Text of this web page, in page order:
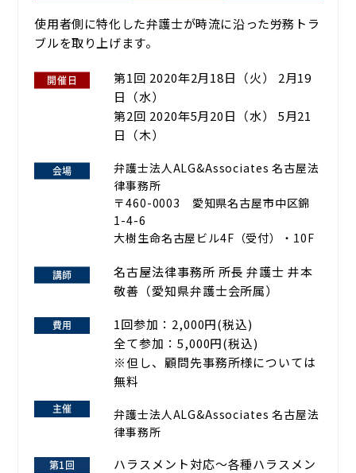
使用者側に特化した弁護士が時流に沿った労務トラ
ブルを取り上げます。
第1回 2020年2月18日（火） 2月19
日（水）
第2回 2020年5月20日（水） 5月21
日（木）
弁護士法人ALG&Associates 名古屋法
律事務所
〒460-0003 愛知県名古屋市中区錦
1-4-6
大樹生命名古屋ビル4F（受付）・10F
名古屋法律事務所 所長 弁護士 井本
敬善 （愛知県弁護士会所属）
1回参加：2,000円(税込)
全て参加：5,000円(税込)
※但し、顧問先事務所様については
無料
弁護士法人ALG&Associates 名古屋法
律事務所
ハラスメント対応～各種ハラスメン